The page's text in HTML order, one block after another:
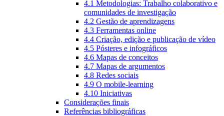
4.1 Metodologias: Trabalho colaborativo e
comunidades de investigação
4.2 Gestão de aprendizagens
4.3 Ferramentas online
4.4 Criação, edição e publicação de vídeo
4.5 Pósteres e infográficos
4.6 Mapas de conceitos
4.7 Mapas de argumentos
4.8 Redes sociais
4.9 O mobile-learning
4.10 Iniciativas
Considerações finais
Referências bibliográficas